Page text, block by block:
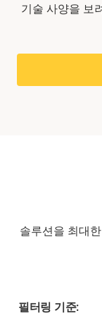
기술 사양을 보
솔루션을 최대
필터링 기준: